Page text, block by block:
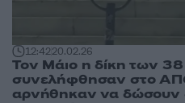
12:4220.02.26
Τον Μάιο η δίκη των
συνελήφθησαν στο
αρνήθηκαν να δώσουν